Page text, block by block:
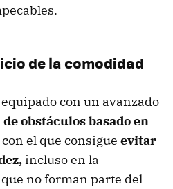
de la comodidad
con un avanzado
obstáculos basado en
con el que consigue evitar
incluso en la
no forman parte del